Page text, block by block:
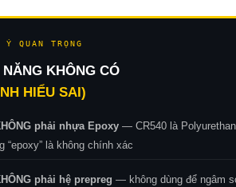
QUAN TRỌNG
NĂNG KHÔNG CÓ
HIỂU SAI)
phải nhựa Epoxy— CR540 là
“epoxy” là không chính xác
phải hệ prepreg — không dùng để ngâm